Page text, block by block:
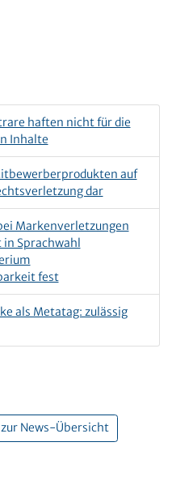
haften nicht für die
Inhalte
auf
dar
Markenverletzungen
Sprachwahl
fest
als Metatag: zulässig
News-Übersicht